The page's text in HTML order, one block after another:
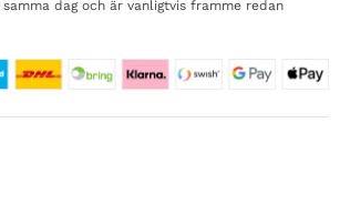
samma dag och är vanligtvis framme redan